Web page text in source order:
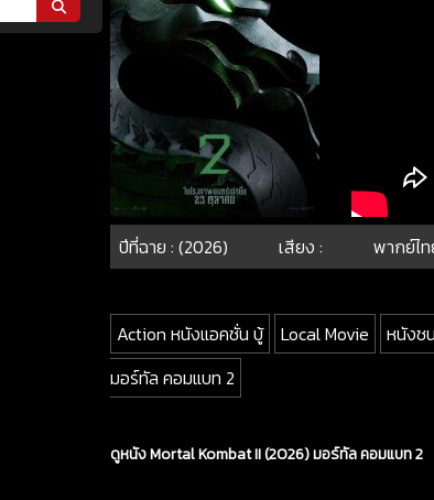
ปีที่ฉาย : (2026) เสียง : พากย์ไท
Action หนังแอคชั่น บู้ Local Movie หนังช
มอร์ทัล คอมแบท 2
ดูหนัง Mortal Kombat II (2026) มอร์ทัล คอมแบท 2